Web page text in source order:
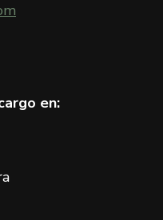
en: